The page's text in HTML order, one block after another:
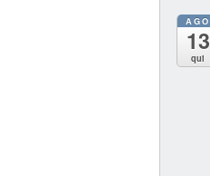
AGO
13
qui